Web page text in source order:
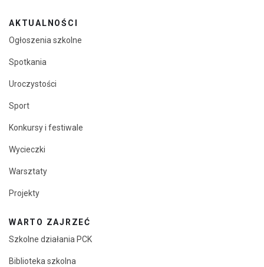
AKTUALNOŚCI
Ogłoszenia szkolne
Spotkania
Uroczystości
Sport
Konkursy i festiwale
Wycieczki
Warsztaty
Projekty
WARTO ZAJRZEĆ
Szkolne działania PCK
Biblioteka szkolna